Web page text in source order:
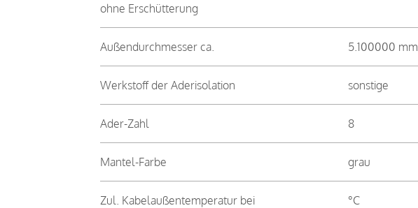
ohne Erschütterung
Außendurchmesser ca. 5.100000 mm
Werkstoff der Aderisolation sonstige
Ader-Zahl 8
Mantel-Farbe grau
Zul. Kabelaußentemperatur bei
°C